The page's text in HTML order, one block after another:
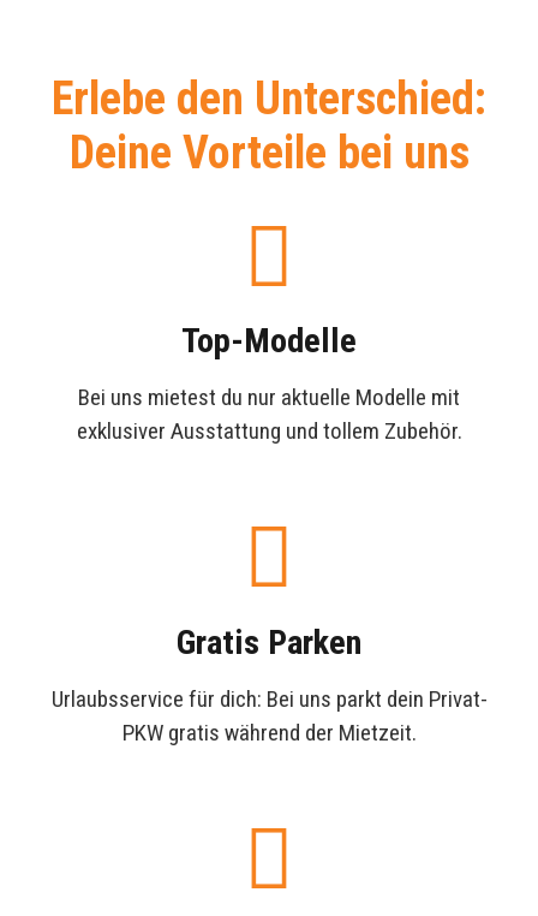
Erlebe den Unterschied:
Deine Vorteile bei uns
Top-Modelle
Bei uns mietest du nur aktuelle Modelle mit
exklusiver Ausstattung und tollem Zubehör.
Gratis Parken
Urlaubsservice für dich: Bei uns parkt dein Privat-
PKW gratis während der Mietzeit.